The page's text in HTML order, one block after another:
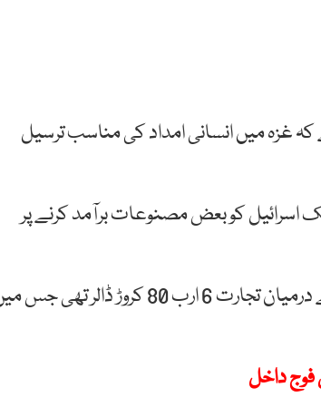
غزہ میں انسانی امداد کی مناسب ترسیل
کو بعض مصنوعات برآمد کرنے پر
ترکیے کے شماریاتی ادارے کے مطابق 2023 میں دونوں ممالک کے درمیان تجارت 6 ارب 80 کروڑ ڈالر
فوج داخل